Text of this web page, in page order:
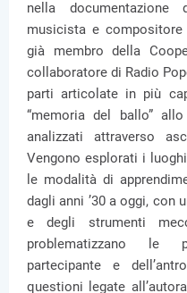
nella documentazione
musicista e
già membro della
collaboratore di Radio
parti articolate in più
“memoria del ballo”
analizzati attraverso
Vengono esplorati i
le modalità di
dagli anni ’30 a oggi, con
e degli strumenti
problematizzano le
partecipante e
questioni legate